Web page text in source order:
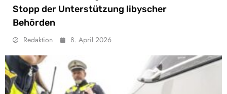
Stopp der Unterstützung libyscher
Behörden
Redaktion 8. April 2026